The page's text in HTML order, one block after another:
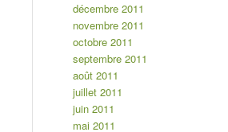
décembre 2011
novembre 2011
octobre 2011
septembre 2011
août 2011
juillet 2011
juin 2011
mai 2011